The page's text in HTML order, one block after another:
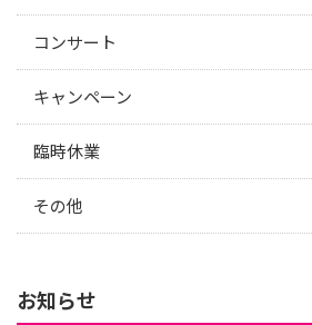
コンサート
キャンペーン
臨時休業
その他
お知らせ